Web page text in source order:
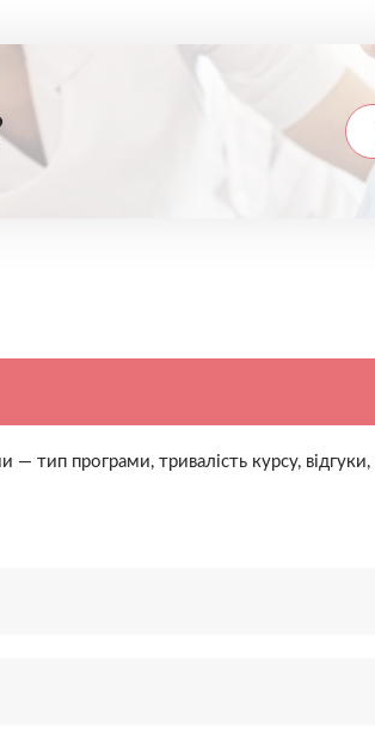
програми, тривалість курсу, відгуки,